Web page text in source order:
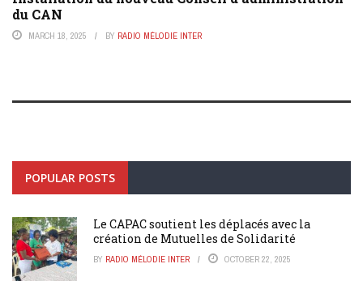
du CAN
MARCH 18, 2025 BY RADIO MÉLODIE INTER
POPULAR POSTS
Le CAPAC soutient les déplacés avec la
création de Mutuelles de Solidarité
BY RADIO MÉLODIE INTER OCTOBER 22, 2025